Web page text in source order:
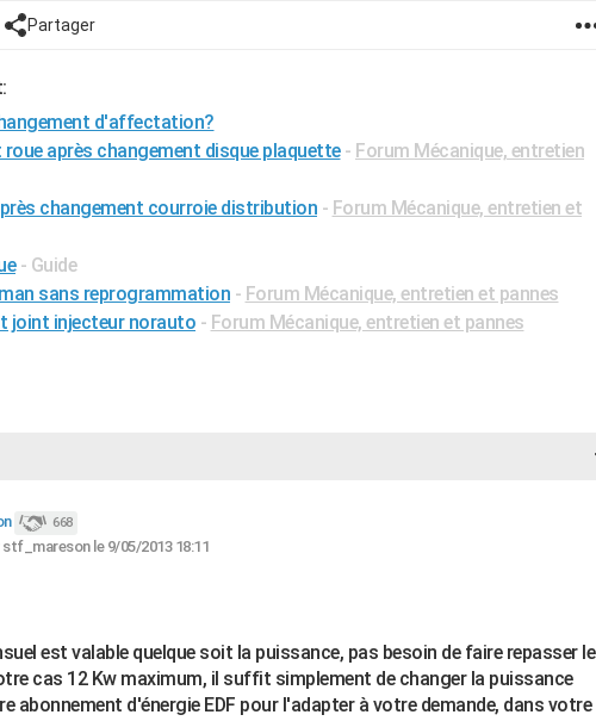
Partager
d'affectation?
après changement disque plaquette - Forum Mécanique, entretien
changement courroie distribution - Forum Mécanique, entretien et
- Guide
sans reprogrammation - Forum Mécanique, entretien et pannes
joint injecteur norauto - Forum Mécanique, entretien et pannes
668
le 9/05/2013 18:11
est valable quelque soit la puissance, pas besoin de faire repasser le
cas 12 Kw maximum, il suffit simplement de changer la puissance
abonnement d'énergie EDF pour l'adapter à votre demande, dans votre